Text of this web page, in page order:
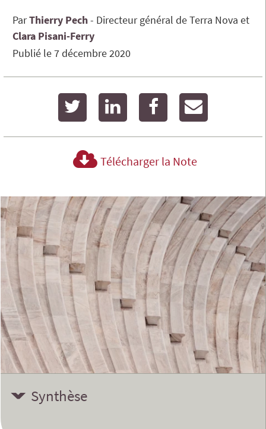
ParThierry Pech
Directeur général de Terra Nova
Clara Pisani-Ferry
Publié le7 décembre 2020
twitter linkedin facebook
Télécharger la Note
Synthèse